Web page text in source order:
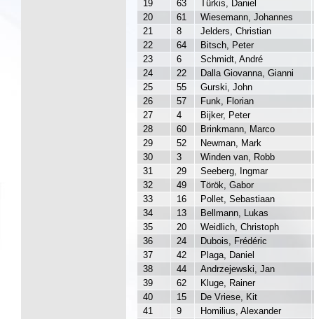
19
63
Türkis, Daniel
20
61
Wiesemann, Johannes
21
8
Jelders, Christian
22
64
Bitsch, Peter
23
6
Schmidt, André
24
22
Dalla Giovanna, Gianni
25
55
Gurski, John
26
57
Funk, Florian
27
4
Bijker, Peter
28
60
Brinkmann, Marco
29
52
Newman, Mark
30
3
Winden van, Robb
31
29
Seeberg, Ingmar
32
49
Török, Gabor
33
16
Pollet, Sebastiaan
34
13
Bellmann, Lukas
35
20
Weidlich, Christoph
36
24
Dubois, Frédéric
37
42
Plaga, Daniel
38
44
Andrzejewski, Jan
39
62
Kluge, Rainer
40
15
De Vriese, Kit
41
9
Homilius, Alexander